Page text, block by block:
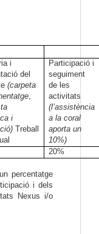
i
del
(carpeta
i
Treball
Participació i
seguiment
de les
activitats
(l’assistència
a la coral
aporta un
10%)
20%
percentatge
i dels
Nexus i/o